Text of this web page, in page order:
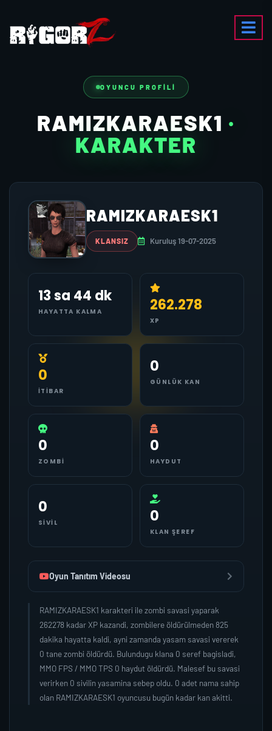
OYUNCU PROFILI
RAMIZKARAESK1 ·
KARAKTER
RAMIZKARAESK1
KLANSIZ Kuruluş 19-07-2025
13 sa 44 dk
HAYATTA KALMA 262.278
XP
0
İTIBAR
0
GÜNLÜK KAN
0
ZOMBI
0
HAYDUT
0
SIVIL 0
KLAN ŞEREF
Oyun Tanıtım Videosu
RAMIZKARAESK1 karakteri ile zombi savasi yaparak
262278 kadar XP kazandi, zombilere öldürülmeden 825
dakika hayatta kaldi, ayni zamanda yasam savasi vererek
0 tane zombi öldürdü. Bulundugu klana 0 seref bagisladi,
MMO FPS / MMO TPS 0 haydut öldürdü. Malesef bu savasi
verirken 0 sivilin yasamina sebep oldu. 0 adet nama sahip
olan RAMIZKARAESK1 oyuncusu bugün kadar kan akitti.